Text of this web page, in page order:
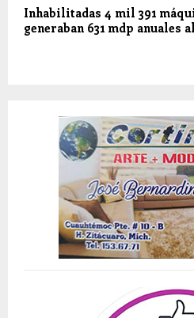
Inhabilitadas 4 mil 391
generaban 631 mdp anuales